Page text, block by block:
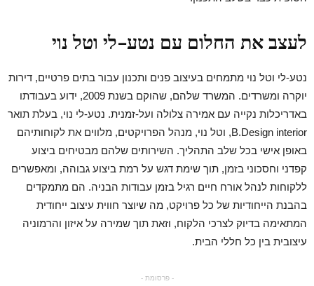
לעצב את החלום עם נטע-לי וטל נוי
נטע-לי וטל נוי מתמחים בעיצוב פנים ותכנון עבור בתים פרטיים, דירות
יוקרה ומשרדים. המשרד שלהם, שהוקם בשנת 2009, ידוע בעבודתו
באדריכלות נקייה עם אמירה צלולה ועל-זמנית. נטע-לי נוי, בעלת תואר
B.Design interior, וטל נוי, מנהל הפרויקטים, מלווים את לקוחותיהם
באופן אישי בכל שלב התהליך. השירותים שלהם מבטיחים ביצוע
קפדני וחסכוני בזמן, תוך שימת דגש על רמת ביצוע גבוהה, ומאפשרים
ללקוחות לנהל אורח חיים רגיל בזמן עבודות הבניה. הם מתמקדים
בהבנת הייחודיות של כל פרויקט, מה שיוצר חווית עיצוב ייחודית
המתאימה בדיוק לצרכי הלקוח, וזאת תוך שמירה על איזון והרמוניה
עיצובית בין כל חללי הבית.
- פרסומת -